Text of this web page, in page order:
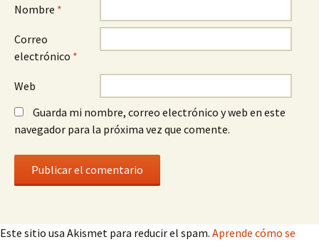
Nombre *
Correo
electrónico *
Web
Guarda mi nombre, correo electrónico y web en este
navegador para la próxima vez que comente.
Este sitio usa Akismet para reducir el spam. Aprende cómo se